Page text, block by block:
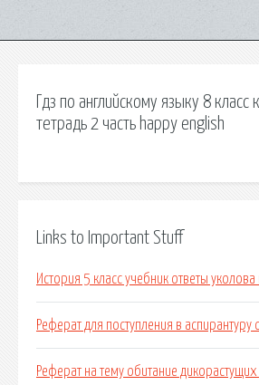
Гдз по английскому языку 8
тетрадь 2 часть happy english
Links to Important Stuff
История 5 класс учебник ответы уколова
Реферат для поступления в
Реферат на тему обитание